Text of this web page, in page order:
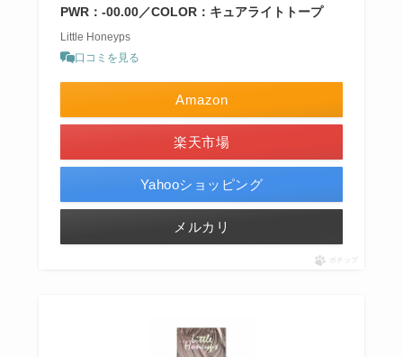
PWR：-00.00／COLOR：キュアライトトープ
Little Honeyps
口コミを見る
Amazon
楽天市場
Yahooショッピング
メルカリ
ポチップ